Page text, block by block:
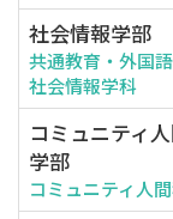
社会情報学部
共通教育・外国
社会情報学科
コミュニティ
学部
コミュニティ人